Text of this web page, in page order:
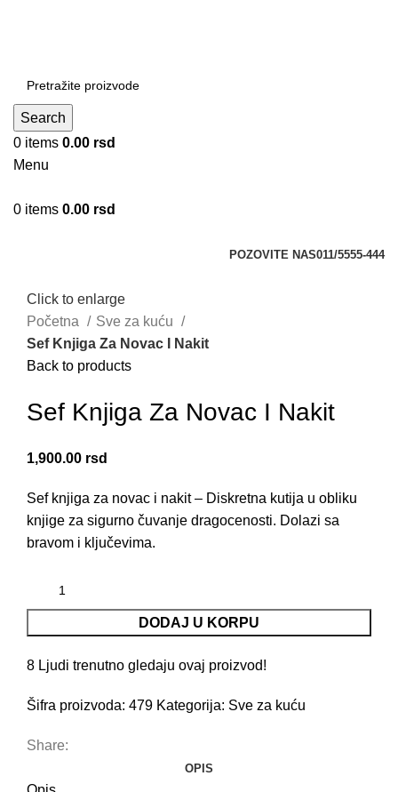
Search
0 items 0.00 rsd
Menu
0 items 0.00 rsd
POZOVITE NAS011/5555-444
Click to enlarge
Početna
Sve za kuću
Sef Knjiga Za Novac I Nakit
Back to products
Sef Knjiga Za Novac I Nakit
1,900.00 rsd
Sef knjiga za novac i nakit – Diskretna kutija u obliku
knjige za sigurno čuvanje dragocenosti. Dolazi sa
bravom i ključevima.
DODAJ U KORPU
8 Ljudi trenutno gledaju ovaj proizvod!
Šifra proizvoda: 479 Kategorija: Sve za kuću
Share:
OPIS